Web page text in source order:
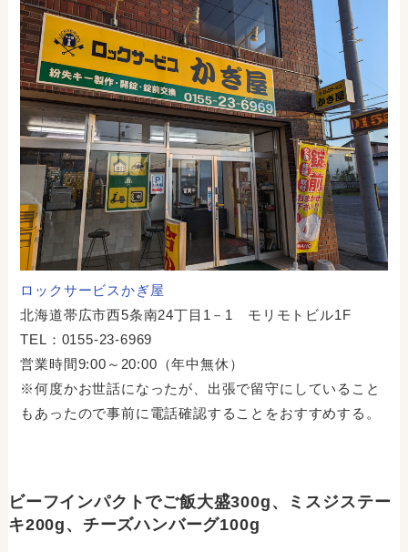
ロックサービスかぎ屋
北海道帯広市西5条南24丁目1－1 モリモトビル1F
TEL：0155-23-6969
営業時間9:00～20:00（年中無休）
※何度かお世話になったが、出張で留守にしていること
もあったので事前に電話確認することをおすすめする。
ビーフインパクトでご飯大盛300g、ミスジステー
キ200g、チーズハンバーグ100g